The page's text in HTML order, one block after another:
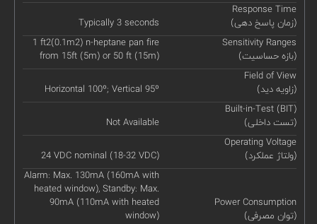
Response Time
(زمان پاسخ دهی)
Typically 3 seconds
Sensitivity Ranges
(بازه حساسیت)
1 ft2(0.1m2) n-heptane pan fire
from 15ft (5m) or 50 ft (15m)
Field of View
(زاویه دید)
Horizontal 100º; Vertical 95º
Built-in-Test (BIT)
(تست داخلی)
Not Available
Operating Voltage
(ولتاژ عملکرد)
24 VDC nominal (18-32 VDC)
Power Consumption
(توان مصرفی)
Alarm: Max. 130mA (160mA with
heated window), Standby: Max.
90mA (110mA with heated
window)